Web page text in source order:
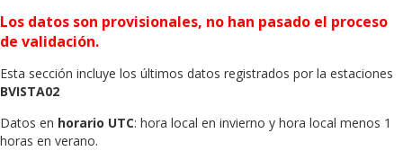
Los datos son provisionales, no han pasado el proceso
de validación.
Esta sección incluye los últimos datos registrados por la estaciones
BVISTA02
Datos en horario UTC: hora local en invierno y hora local menos 1
horas en verano.